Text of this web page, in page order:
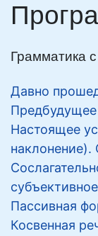
Грамматика
Давно
Настоящее
Пассивная
Косвенная